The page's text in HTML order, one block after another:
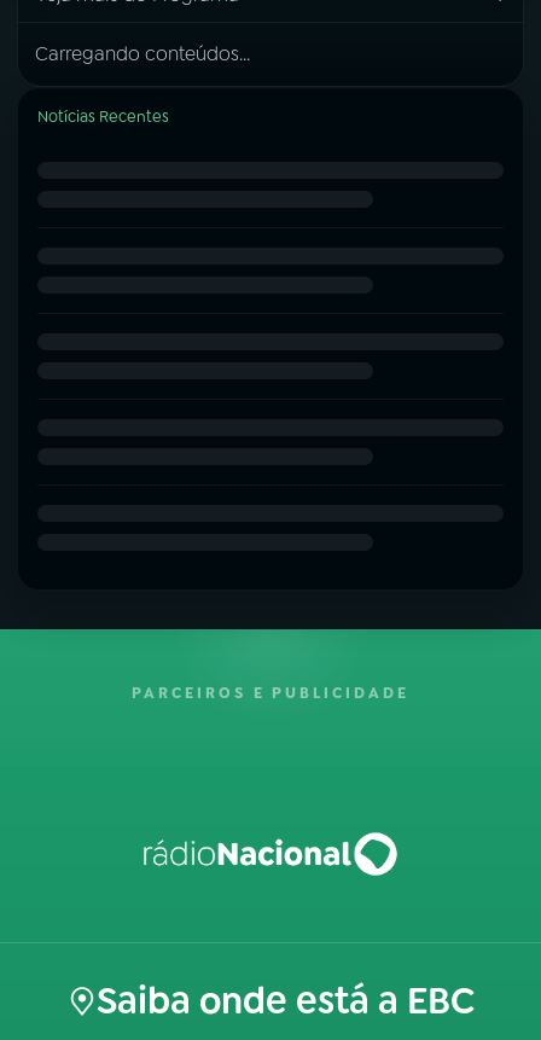
Carregando conteúdos...
Notícias Recentes
PARCEIROS E PUBLICIDADE
Saiba onde está a EBC